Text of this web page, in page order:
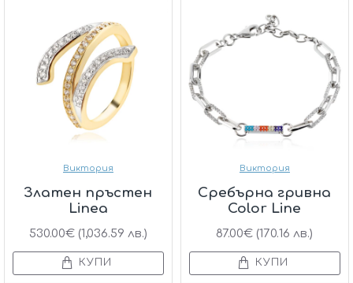
Виктория
Златен пръстен
Linea
530.00€ (1,036.59 лв.)
КУПИ
Виктория
Сребърна гривна
Color Line
87.00€ (170.16 лв.)
КУПИ